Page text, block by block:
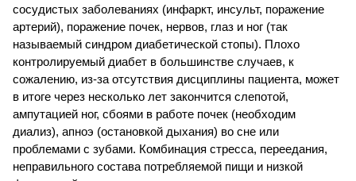
сосудистых заболеваниях (инфаркт, инсульт, поражение
артерий), поражение почек, нервов, глаз и ног (так
называемый синдром диабетической стопы). Плохо
контролируемый диабет в большинстве случаев, к
сожалению, из-за отсутствия дисциплины пациента, может
в итоге через несколько лет закончится слепотой,
ампутацией ног, сбоями в работе почек (необходим
диализ), апноэ (остановкой дыхания) во сне или
проблемами с зубами. Комбинация стресса, переедания,
неправильного состава потребляемой пищи и низкой